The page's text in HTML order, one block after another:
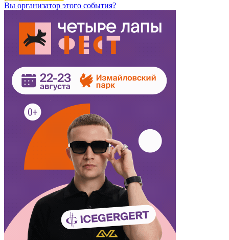
Вы организатор этого события?